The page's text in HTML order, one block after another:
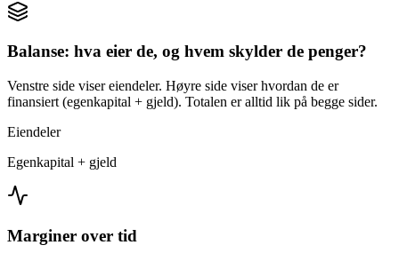
Balanse: hva eier de, og hvem skylder de penger?
Venstre side viser eiendeler. Høyre side viser hvordan de er
finansiert (egenkapital + gjeld). Totalen er alltid lik på begge sider.
Eiendeler
Egenkapital + gjeld
Marginer over tid